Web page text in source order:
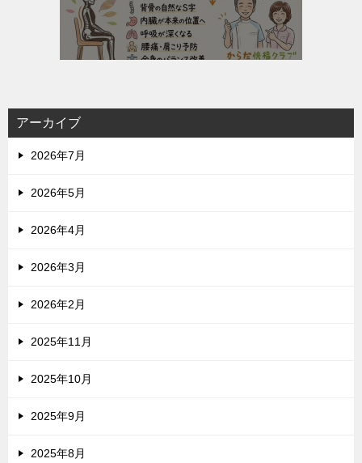
アーカイブ
2026年7月
2026年5月
2026年4月
2026年3月
2026年2月
2025年11月
2025年10月
2025年9月
2025年8月